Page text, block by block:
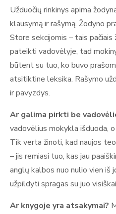
Užduočių rinkinys apima
klausymą ir rašymą. Žodyno
Store sekcijomis – tais pačiais
pateikti vadovėlyje, tad
būtent su tuo, ko buvo
atsitiktine leksika. Rašymo
ir pavyzdys.
Ar galima pirkti be
vadovėlius mokykla išduoda,
Tik verta žinoti, kad naujos
– jis remiasi tuo, kas jau
anglų kalbos nuo nulio vien iš
užpildyti spragas su juo
Ar knygoje yra atsakymai?